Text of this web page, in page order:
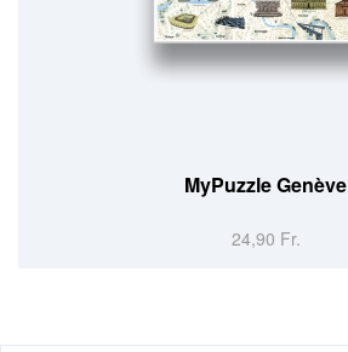
MyPuzzle Genève
24,90 Fr.